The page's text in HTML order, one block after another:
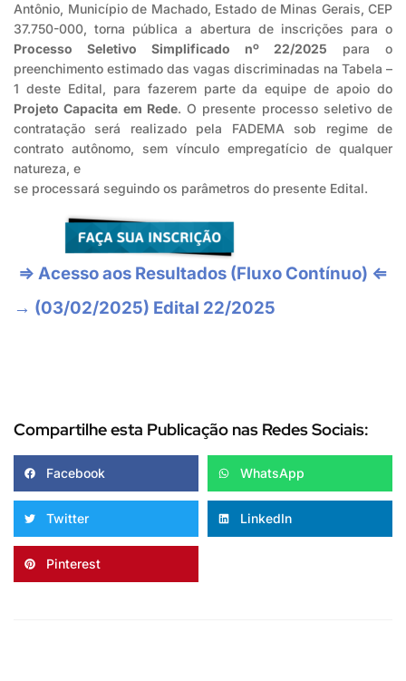
Antônio, Município de Machado, Estado de Minas Gerais, CEP
37.750-000, torna pública a abertura de inscrições para o
Processo Seletivo Simplificado nº 22/2025 para o
preenchimento estimado das vagas discriminadas na Tabela –
1 deste Edital, para fazerem parte da equipe de apoio do
Projeto Capacita em Rede. O presente processo seletivo de
contratação será realizado pela FADEMA sob regime de
contrato autônomo, sem vínculo empregatício de qualquer
natureza, e
se processará seguindo os parâmetros do presente Edital.
⇒ Acesso aos Resultados (Fluxo Contínuo) ⇐
→ (03/02/2025) Edital 22/2025
Compartilhe esta Publicação nas Redes Sociais:
Facebook WhatsApp
Twitter LinkedIn
Pinterest